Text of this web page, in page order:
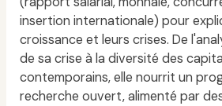
insertion internationale) pour
croissance et leurs crises. De
de sa crise à la diversité des
contemporains, elle nourrit un
recherche ouvert, alimenté par